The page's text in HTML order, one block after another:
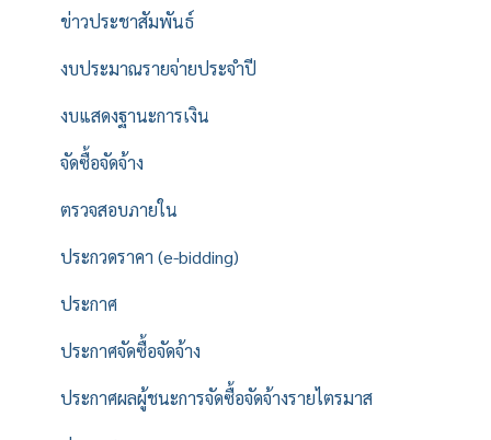
ข่าวประชาสัมพันธ์
งบประมาณรายจ่ายประจำปี
งบแสดงฐานะการเงิน
จัดซื้อจัดจ้าง
ตรวจสอบภายใน
ประกวดราคา (e-bidding)
ประกาศ
ประกาศจัดซื้อจัดจ้าง
ประกาศผลผู้ชนะการจัดซื้อจัดจ้างรายไตรมาส